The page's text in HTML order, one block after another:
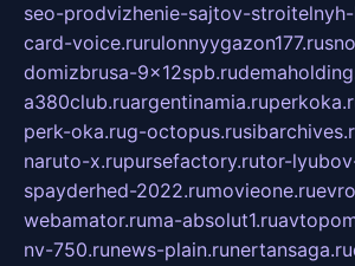
seo-prodvizhenie-sajtov-
card-voice.rurulonnyygazon177.ru
domizbrusa-9x12spb.ru
a380club.ruargentinamia.ru
perk-oka.rug-octopus.ru
naruto-x.rupursefactory.rutor-
spayderhed-2022.rumovieone.ru
webamator.ruma-absolut1.ru
nv-750.runews-plain.runertansaga.ru